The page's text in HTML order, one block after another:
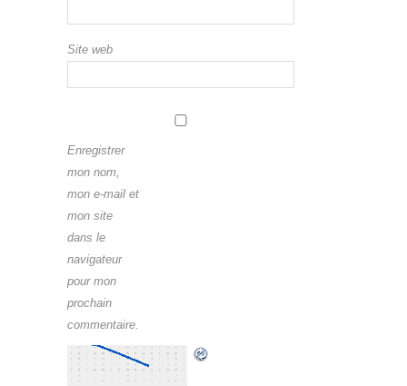
Site web
Enregistrer
mon nom,
mon e-mail et
mon site
dans le
navigateur
pour mon
prochain
commentaire.